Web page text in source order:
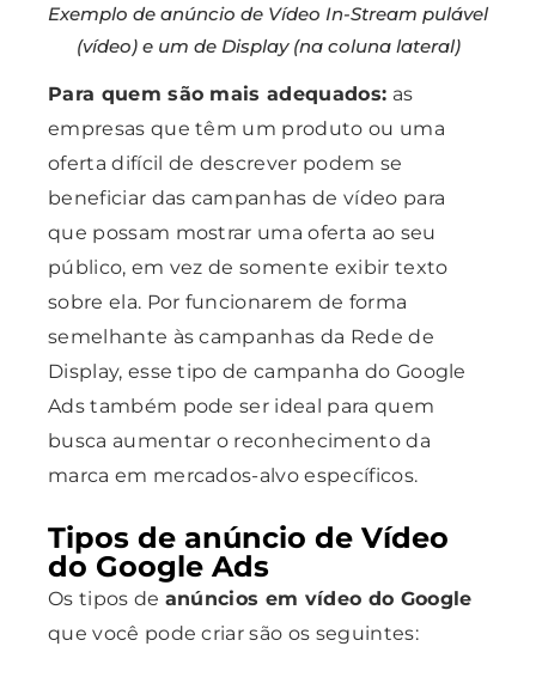
Exemplo de anúncio de Vídeo In-Stream pulável
(vídeo) e um de Display (na coluna lateral)
Para quem são mais adequados: as
empresas que têm um produto ou uma
oferta difícil de descrever podem se
beneficiar das campanhas de vídeo para
que possam mostrar uma oferta ao seu
público, em vez de somente exibir texto
sobre ela. Por funcionarem de forma
semelhante às campanhas da Rede de
Display, esse tipo de campanha do Google
Ads também pode ser ideal para quem
busca aumentar o reconhecimento da
marca em mercados-alvo específicos.
Tipos de anúncio de Vídeo
do Google Ads
Os tipos de anúncios em vídeo do Google
que você pode criar são os seguintes: